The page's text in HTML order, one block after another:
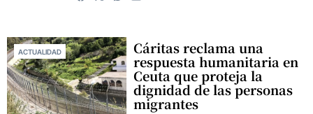
ACTUALIDAD Cáritas reclama una
respuesta humanitaria en
Ceuta que proteja la
dignidad de las personas
migrantes